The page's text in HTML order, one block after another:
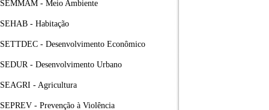
SEMMAM - Meio Ambiente
SEHAB - Habitação
SETTDEC - Desenvolvimento Econômico
SEDUR - Desenvolvimento Urbano
SEAGRI - Agricultura
SEPREV - Prevenção à Violência